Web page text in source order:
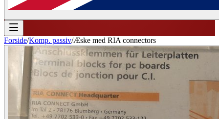
Forside/Komp. passiv/Æske med RIA connectors